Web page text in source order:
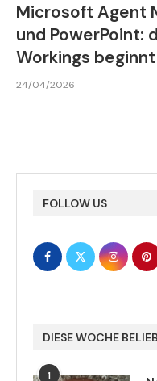
Microsoft Agent
und PowerPoint:
Workings beginnt
24/04/2026
FOLLOW US
DIESE WOCHE
1